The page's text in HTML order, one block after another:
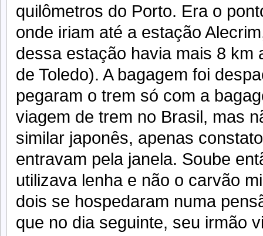
quilômetros do Porto. Era o
onde iriam até a estação
dessa estação havia mais 8 km
de Toledo). A bagagem foi
pegaram o trem só com a
viagem de trem no Brasil, mas
similar japonês, apenas
entravam pela janela. Soube
utilizava lenha e não o carvão
dois se hospedaram numa
que no dia seguinte, seu irmão